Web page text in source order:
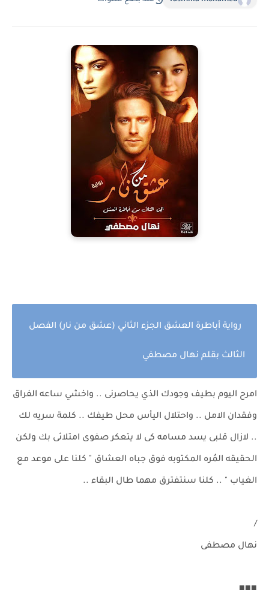
رواية أباطرة العشق الجزء الثاني (عشق من نار) الفصل
الثالث بقلم نهال مصطفي
امرح اليوم بطيف وجودك الذي يحاصرنى .. واخشي ساعه الفراق
وفقدان الامل .. واحتلال اليأس محل طيفك .. كلمة سريه لك
.. لازال قلبى يسد مسامه كى لا يتعكر صفوى امتلائى بك ولكن
الحقيقه المُره المكتوبه فوق جباه العشاق " كلنا على موعد مع
الغياب " .. كلنا سنتفترق مهما طال البقاء ..
/
نهال مصطفى
■■■